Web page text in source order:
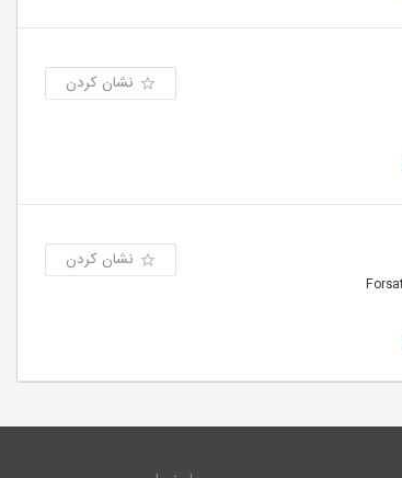
نشان کردن
نشان کردن